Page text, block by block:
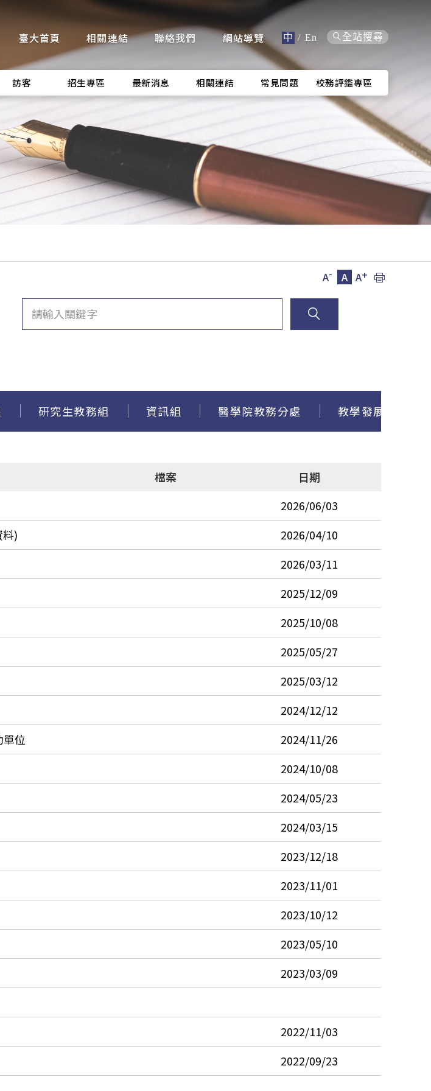
臺大首頁 相關連結 聯絡我們 網站導覽 中 / En 全站搜尋
訪客 招生專區 最新消息 相關連結 常見問題 校務評鑑專區
A- A A+
研究生教務組 資訊組 醫學院教務分處 教學發展中心x
檔案
日期
2026/06/03
)
2026/04/10
2026/03/11
2025/12/09
2025/10/08
2025/05/27
2025/03/12
2024/12/12
位
2024/11/26
2024/10/08
2024/05/23
2024/03/15
2023/12/18
2023/11/01
2023/10/12
2023/05/10
2023/03/09
2022/11/03
2022/09/23